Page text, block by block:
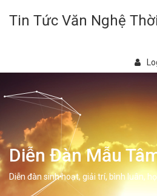
Tin Tức Văn Nghệ
Diễn Đàn Mẫu
Diễn đàn sinh hoạt, giải trí, bình luân,